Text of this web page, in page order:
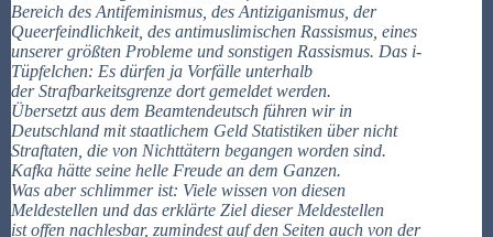
Bereich des Antifeminismus, des Antiziganismus, der
Queerfeindlichkeit, des antimuslimischen Rassismus, eines
unserer größten Probleme und sonstigen Rassismus. Das i-
Tüpfelchen: Es dürfen ja Vorfälle unterhalb
der Strafbarkeitsgrenze dort gemeldet werden.
Übersetzt aus dem Beamtendeutsch führen wir in
Deutschland mit staatlichem Geld Statistiken über nicht
Straftaten, die von Nichttätern begangen worden sind.
Kafka hätte seine helle Freude an dem Ganzen.
Was aber schlimmer ist: Viele wissen von diesen
Meldestellen und das erklärte Ziel dieser Meldestellen
ist offen nachlesbar, zumindest auf den Seiten auch von der